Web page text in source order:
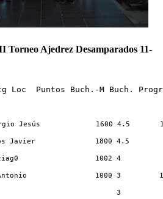
Ajedrez Desamparados 11-
Loc  Puntos Buch.-M Buch.
Jesús             1600 4.5
1800 4.5
1002 4
1000 3
3